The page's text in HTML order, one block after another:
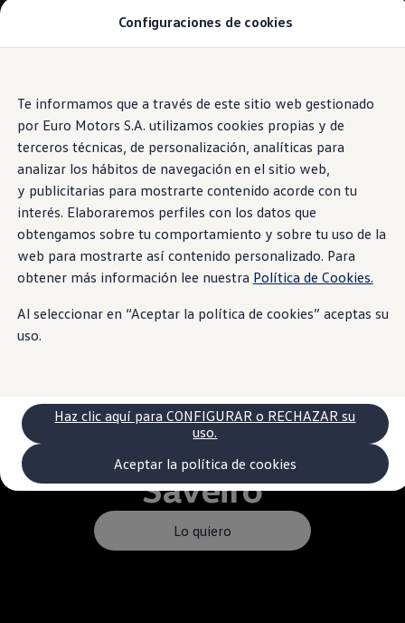
Configuraciones de cookies
Te informamos que a través de este sitio web gestionado
por Euro Motors S.A. utilizamos cookies propias y de
terceros técnicas, de personalización, analíticas para
analizar los hábitos de navegación en el sitio web,
y publicitarias para mostrarte contenido acorde con tu
interés. Elaboraremos perfiles con los datos que
obtengamos sobre tu comportamiento y sobre tu uso de la
web para mostrarte así contenido personalizado. Para
obtener más información lee nuestra Política de Cookies.
Al seleccionar en “Aceptar la política de cookies” aceptas su
uso.
Aceptar la política de cookies
Haz clic aquí para CONFIGURAR o RECHAZAR su
uso.
contenido
principal
a pie
de
Modelos y Concesionarios
Cotiza Aquí
Test Drive
Marca y Experiencia
Volkswagen Perú
Espacio Exclusivo para Prensa
Innovación y Tecnología
#Project1Hour
Latin NCAP
Postventa
Servicios de Mantenimiento
Paquetes de Servicio
Volkswagen Recall
Campaña Recall - Takata Airbag
Garantías
Garantía auto nuevo
Garantía extendida
Tengo un VW
Consejos y Cuidados
VW Store
Saveiro
Lo quiero